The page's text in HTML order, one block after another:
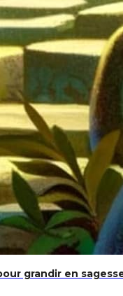
grandir en